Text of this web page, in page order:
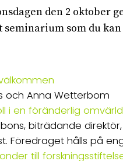
den 2 oktober
som du kan
och Anna Wetterbom
i en föränderlig omvärld
biträdande direktör,
Föredraget hålls på
till